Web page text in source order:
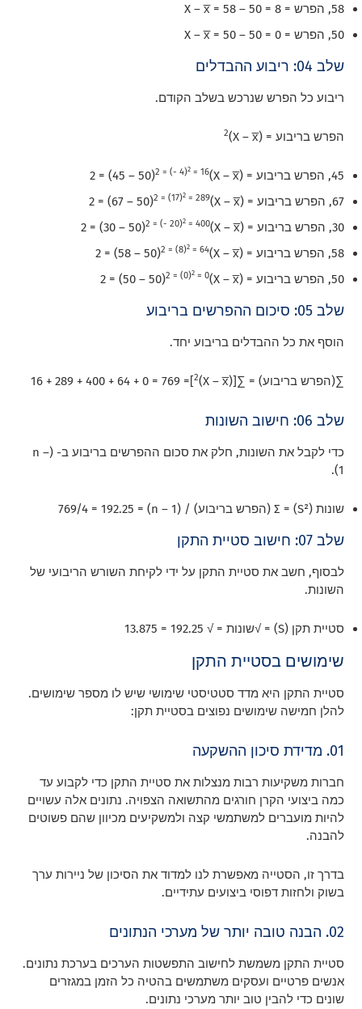
58, הפרש = X – x̅ = 58 – 50 = 8
50, הפרש = X – x̅ = 50 – 50 = 0
שלב 04: ריבוע ההבדלים
ריבוע כל הפרש שנרכש בשלב הקודם.
הפרש בריבוע = (X – x̅) 2
45, הפרש בריבוע = (X – x̅)2 = (45 – 50) 2 = (- 4)2= 16
67, הפרש בריבוע = (X – x̅)2 = (67 – 50) 2 = (17)2= 289
30, הפרש בריבוע = (X – x̅)2 = (30 – 50) 2 = (- 20)2= 400
58, הפרש בריבוע = (X – x̅)2 = (58 – 50) 2 = (8)2= 64
50, הפרש בריבוע = (X – x̅)2 = (50 – 50) 2 = (0)2= 0
שלב 05: סיכום ההפרשים בריבוע
הוסף את כל ההבדלים בריבוע יחד.
∑(הפרש בריבוע) = ∑[(X – x̅) 2
]= 16 + 289 + 400 + 64 + 0 = 769
שלב 06: חישוב השונות
כדי לקבל את השונות, חלק את סכום ההפרשים בריבוע ב- (n –
1).
שונות (S²) = Σ (הפרש בריבוע) / (n – 1) = 769/4 = 192.25
שלב 07: חישוב סטיית התקן
לבסוף, חשב את סטיית התקן על ידי לקיחת השורש הריבועי של
השונות.
סטיית תקן (S) = √שונות = √ 192.25 = 13.875
שימושים בסטיית התקן
סטיית התקן היא מדד סטטיסטי שימושי שיש לו מספר שימושים.
להלן חמישה שימושים נפוצים בסטיית תקן:
01. מדידת סיכון ההשקעה
חברות משקיעות רבות מנצלות את סטיית התקן כדי לקבוע עד
כמה ביצועי הקרן חורגים מהתשואה הצפויה. נתונים אלה עשויים
להיות מועברים למשתמשי קצה ולמשקיעים מכיוון שהם פשוטים
להבנה.
בדרך זו, הסטייה מאפשרת לנו למדוד את הסיכון של ניירות ערך
בשוק ולחזות דפוסי ביצועים עתידיים.
02. הבנה טובה יותר של מערכי הנתונים
סטיית התקן משמשת לחישוב התפשטות הערכים בערכת נתונים.
אנשים פרטיים ועסקים משתמשים בהטיה כל הזמן במגזרים
שונים כדי להבין טוב יותר מערכי נתונים.